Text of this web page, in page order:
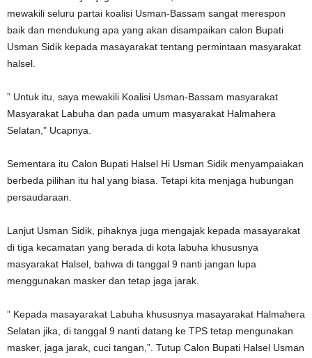
mewakili seluru partai koalisi Usman-Bassam sangat merespon
baik dan mendukung apa yang akan disampaikan calon Bupati
Usman Sidik kepada masayarakat tentang permintaan masyarakat
halsel.
” Untuk itu, saya mewakili Koalisi Usman-Bassam masyarakat
Masyarakat Labuha dan pada umum masyarakat Halmahera
Selatan,” Ucapnya.
Sementara itu Calon Bupati Halsel Hi Usman Sidik menyampaiakan
berbeda pilihan itu hal yang biasa. Tetapi kita menjaga hubungan
persaudaraan.
Lanjut Usman Sidik, pihaknya juga mengajak kepada masayarakat
di tiga kecamatan yang berada di kota labuha khususnya
masyarakat Halsel, bahwa di tanggal 9 nanti jangan lupa
menggunakan masker dan tetap jaga jarak.
” Kepada masayarakat Labuha khususnya masayarakat Halmahera
Selatan jika, di tanggal 9 nanti datang ke TPS tetap mengunakan
masker, jaga jarak, cuci tangan,”. Tutup Calon Bupati Halsel Usman